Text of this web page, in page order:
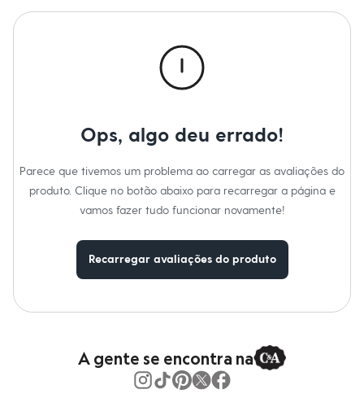
Casacos e Jaquetas
Jeans
Bermudas
Camisas
Calças
Camisetas e Regatas
Chapéus e Bonés
Cintos
63% poliéster, 33% viscose, 4% elastano
Ops, algo deu errado!
Parece que tivemos um problema ao carregar as avaliações do
produto. Clique no botão abaixo para recarregar a página e
vamos fazer tudo funcionar novamente!
Recarregar avaliações do produto
A gente se encontra na